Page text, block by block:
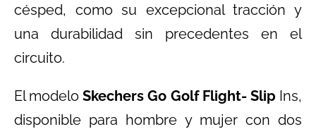
césped, como su excepcional tracción y
una durabilidad sin precedentes en el
circuito.
El modeloSkechers Go Golf Flight- Slip Ins,
disponible para hombre y mujer con dos